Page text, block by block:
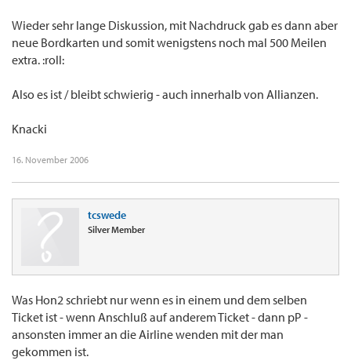
Wieder sehr lange Diskussion, mit Nachdruck gab es dann aber
neue Bordkarten und somit wenigstens noch mal 500 Meilen
extra. :roll:
Also es ist / bleibt schwierig - auch innerhalb von Allianzen.
Knacki
16. November 2006
tcswede
Silver Member
Was Hon2 schriebt nur wenn es in einem und dem selben
Ticket ist - wenn Anschluß auf anderem Ticket - dann pP -
ansonsten immer an die Airline wenden mit der man
gekommen ist.